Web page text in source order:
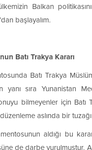
Balkan
başlayalım.
Batı Trakya Kararı
Batı Trakya
yanı sıra Yunanistan
bilmeyenler için Batı
aslında bir
aldığı bu
de darbe vurulmuştur.